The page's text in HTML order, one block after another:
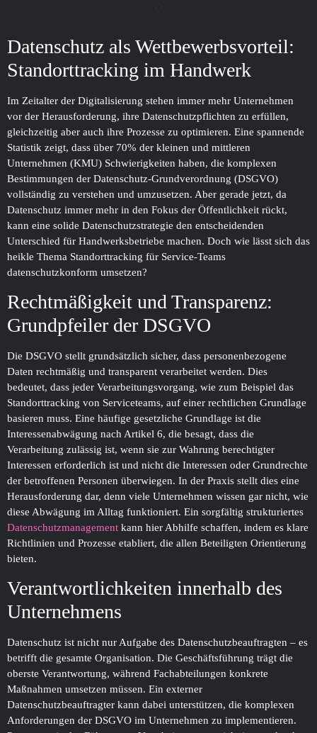
Datenschutz als Wettbewerbsvorteil:
Standorttracking im Handwerk
Im Zeitalter der Digitalisierung stehen immer mehr Unternehmen
vor der Herausforderung, ihre Datenschutzpflichten zu erfüllen,
gleichzeitig aber auch ihre Prozesse zu optimieren. Eine spannende
Statistik zeigt, dass über 70% der kleinen und mittleren
Unternehmen (KMU) Schwierigkeiten haben, die komplexen
Bestimmungen der Datenschutz-Grundverordnung (DSGVO)
vollständig zu verstehen und umzusetzen. Aber gerade jetzt, da
Datenschutz immer mehr in den Fokus der Öffentlichkeit rückt,
kann eine solide Datenschutzstrategie den entscheidenden
Unterschied für Handwerksbetriebe machen. Doch wie lässt sich das
heikle Thema Standorttracking für Service-Teams
datenschutzkonform umsetzen?
Rechtmäßigkeit und Transparenz:
Grundpfeiler der DSGVO
Die DSGVO stellt grundsätzlich sicher, dass personenbezogene
Daten rechtmäßig und transparent verarbeitet werden. Dies
bedeutet, dass jeder Verarbeitungsvorgang, wie zum Beispiel das
Standorttracking von Serviceteams, auf einer rechtlichen Grundlage
basieren muss. Eine häufige gesetzliche Grundlage ist die
Interessenabwägung nach Artikel 6, die besagt, dass die
Verarbeitung zulässig ist, wenn sie zur Wahrung berechtigter
Interessen erforderlich ist und nicht die Interessen oder Grundrechte
der betroffenen Personen überwiegen. In der Praxis stellt dies eine
Herausforderung dar, denn viele Unternehmen wissen gar nicht, wie
diese Abwägung im Alltag funktioniert. Ein sorgfältig strukturiertes
Datenschutzmanagement kann hier Abhilfe schaffen, indem es klare
Richtlinien und Prozesse etabliert, die allen Beteiligten Orientierung
bieten.
Verantwortlichkeiten innerhalb des
Unternehmens
Datenschutz ist nicht nur Aufgabe des Datenschutzbeauftragten – es
betrifft die gesamte Organisation. Die Geschäftsführung trägt die
oberste Verantwortung, während Fachabteilungen konkrete
Maßnahmen umsetzen müssen. Ein externer
Datenschutzbeauftragter kann dabei unterstützen, die komplexen
Anforderungen der DSGVO im Unternehmen zu implementieren.